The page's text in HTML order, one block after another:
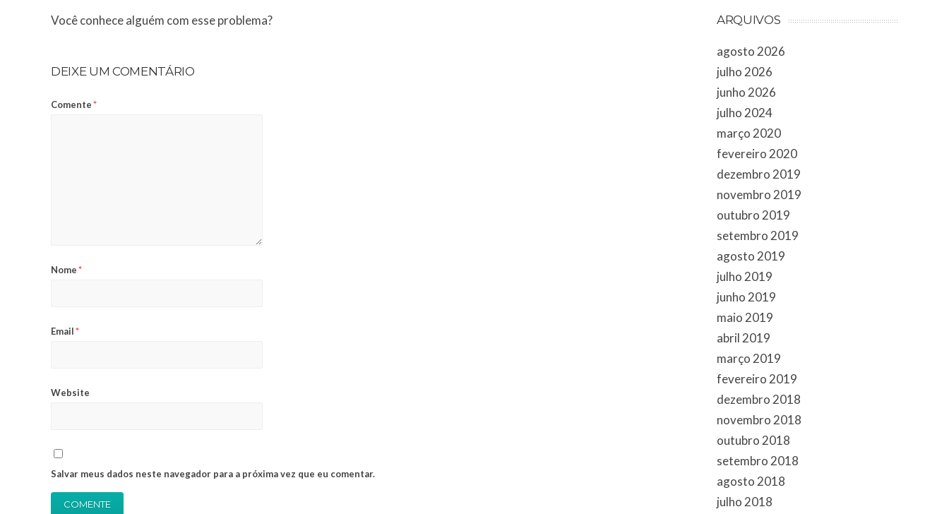
Você conhece alguém com esse problema?
DEIXE UM COMENTÁRIO
Comente*
Nome*
Email*
Website
Salvar meus dados neste navegador para a próxima vez que eu comentar.
ARQUIVOS
agosto 2026
julho 2026
junho 2026
julho 2024
março 2020
fevereiro 2020
dezembro 2019
novembro 2019
outubro 2019
setembro 2019
agosto 2019
julho 2019
junho 2019
maio 2019
abril 2019
março 2019
fevereiro 2019
dezembro 2018
novembro 2018
outubro 2018
setembro 2018
agosto 2018
julho 2018